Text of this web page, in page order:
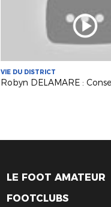
VIE DU DISTRICT
LE FOOT AMATEUR
FOOTCLUBS